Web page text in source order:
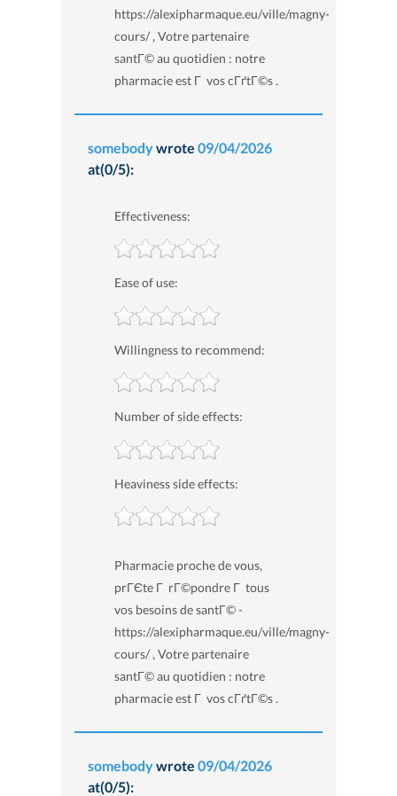
https://alexipharmaque.eu/ville/magny-
cours/ , Votre partenaire
santГ© au quotidien : notre
pharmacie est Г vos cГґtГ©s .
somebodywrote 09/04/2026
at(0/5):
Effectiveness:
Ease of use:
Willingness to recommend:
Number of side effects:
Heaviness side effects:
Pharmacie proche de vous,
prГЄte Г rГ©pondre Г tous
vos besoins de santГ© -
https://alexipharmaque.eu/ville/magny-
cours/ , Votre partenaire
santГ© au quotidien : notre
pharmacie est Г vos cГґtГ©s .
somebodywrote 09/04/2026
at(0/5):